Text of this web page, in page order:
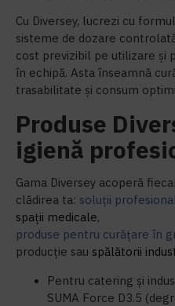
Cu Diversey, lucrezi cu
sisteme de dozare
cost previzibil pe utilizare și
în echipă. Asta înseamnă
trasabilitate și consum
Produse
igienă
Gama Diversey acoperă
clădirea ta: soluții
spații medicale,
produse pentru curățare în
producție sau spălătorii
Pentru catering și
SUMA Force D3.5